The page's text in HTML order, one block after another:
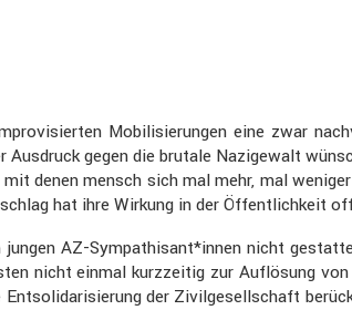
Mobili­sie­rungen eine zwar
gegen die brutale Nazige­walt
denen mensch sich mal mehr, mal
hat ihre Wirkung in der Öffent­lich­keit
jungen AZ-Sympathisant*innen nicht
nicht einmal kurzzeitig zur Auflö­sung
der Zivil­ge­sell­schaft